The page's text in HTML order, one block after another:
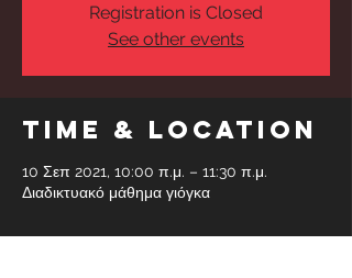
Registration is Closed
See other events
Time & Location
10 Σεπ 2021, 10:00 π.μ. – 11:30 π.μ.
Διαδικτυακό μάθημα γιόγκα